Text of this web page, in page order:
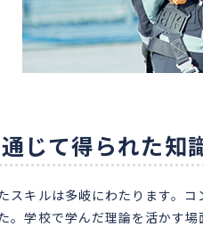
じて得られた知
スキルは多岐にわたります。
。学校で学んだ理論を活かす